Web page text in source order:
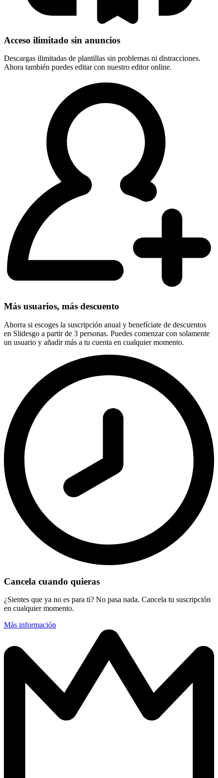
Acceso ilimitado sin anuncios
Descargas ilimitadas de plantillas sin problemas ni distracciones.
Ahora también puedes editar con nuestro editor online.
Más usuarios, más descuento
Ahorra si escoges la suscripción anual y benefíciate de descuentos
en Slidesgo a partir de 3 personas. Puedes comenzar con solamente
un usuario y añadir más a tu cuenta en cualquier momento.
Cancela cuando quieras
¿Sientes que ya no es para ti? No pasa nada. Cancela tu suscripción
en cualquier momento.
Más información